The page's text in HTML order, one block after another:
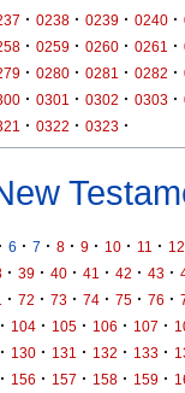
· 0238 · 0239 · 0240 ·
· 0259 · 0260 · 0261 ·
· 0280 · 0281 · 0282 ·
· 0301 · 0302 · 0303 ·
· 0322 · 0323 ·
· 6 · 7 · 8 · 9 · 10 · 11 · 12
· 39 · 40 · 41 · 42 · 43 ·
· 72 · 73 · 74 · 75 · 76 ·
· 104 · 105 · 106 · 107 ·
· 130 · 131 · 132 · 133 ·
· 156 · 157 · 158 · 159 ·